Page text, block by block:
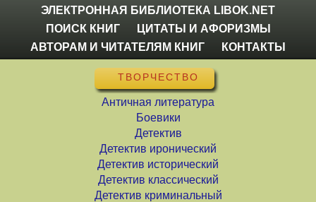
ЭЛЕКТРОННАЯ БИБЛИОТЕКА LIBOK.NET
ПОИСК КНИГ
ЦИТАТЫ И АФОРИЗМЫ
АВТОРАМ И ЧИТАТЕЛЯМ КНИГ
КОНТАКТЫ
ТВОРЧЕСТВО
Античная литература
Боевики
Детектив
Детектив иронический
Детектив исторический
Детектив классический
Детектив криминальный